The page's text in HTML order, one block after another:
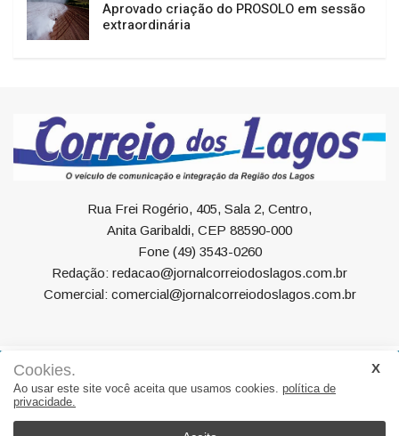
Aprovado criação do PROSOLO em sessão
extraordinária
Rua Frei Rogério, 405, Sala 2, Centro,
Anita Garibaldi, CEP 88590-000
Fone (49) 3543-0260
Redação: redacao@jornalcorreiodoslagos.com.br
Comercial: comercial@jornalcorreiodoslagos.com.br
Geral Política Economia Saúde
Variedades
Eventos
Cookies.
Ao usar este site você aceita que usamos cookies. política de
privacidade.